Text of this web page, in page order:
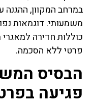
במרחב המקוון,
משמעותי. דוגמאות
כוללות חדירה
פרטי ללא הסכמה.
הבסיס
פגיעה